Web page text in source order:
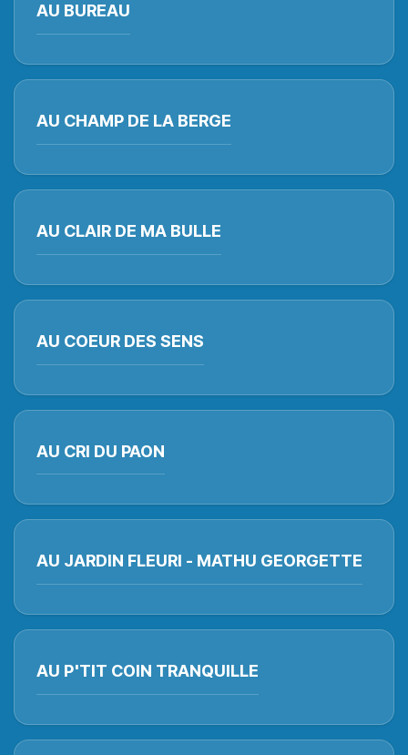
AU BUREAU
AU CHAMP DE LA BERGE
AU CLAIR DE MA BULLE
AU COEUR DES SENS
AU CRI DU PAON
AU JARDIN FLEURI - MATHU GEORGETTE
AU P'TIT COIN TRANQUILLE